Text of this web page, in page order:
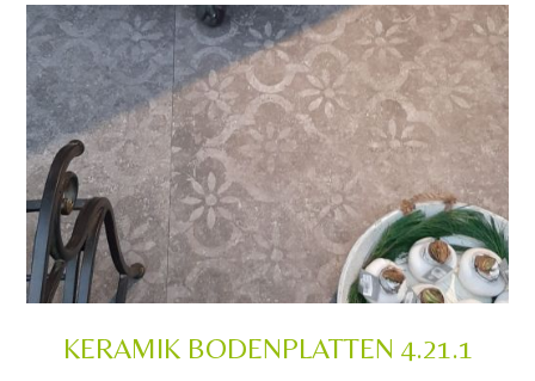
KERAMIK BODENPLATTEN 4.21.1